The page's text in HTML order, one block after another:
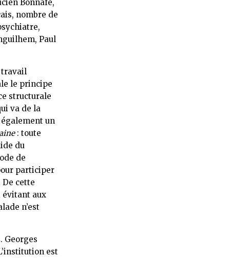
Bonnafé,
nombre de
Paul
travail
le principe
structurale
va de la
un
: toute
du
de
participer
cette
évitant aux
n’est
Georges
est